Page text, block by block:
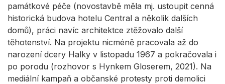
památkové péče (novostavbě měla mj. ustoupit cenná
historická budova hotelu Central a několik dalších
domů), práci navíc architektce ztěžovalo další
těhotenství. Na projektu nicméně pracovala až do
narození dcery Halky v listopadu 1967 a pokračovala i
po porodu (rozhovor s Hynkem Gloserem, 2021). Na
mediální kampaň a občanské protesty proti demolici